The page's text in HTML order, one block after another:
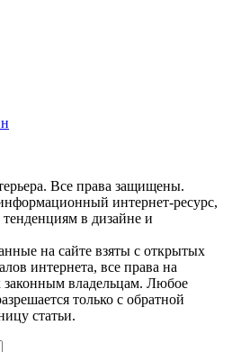
Все права защищены.
интернет-ресурс,
в дизайне и
на сайте взяты с открытых
интернета, все права на
законным владельцам. Любое
только с обратной
статьи.